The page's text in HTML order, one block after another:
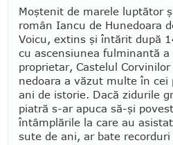
Moştenit de marele luptător
român Iancu de Hunedoara
Voi­cu, extins şi întărit după
cu ascensiunea fulmi­nantă
proprietar, Castelul
nedoara a văzut multe în cei
ani de istorie. Dacă zidurile
piatră s-ar apuca să-şi
întâmplările la care au
sute de ani, ar bate